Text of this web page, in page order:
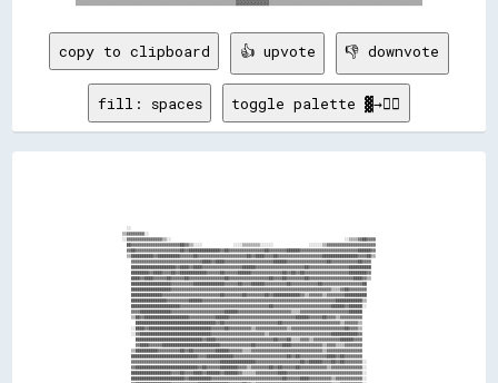
copy to clipboard 👍 upvote 👎 downvote
fill: spaces toggle palette ▓→✊🏽